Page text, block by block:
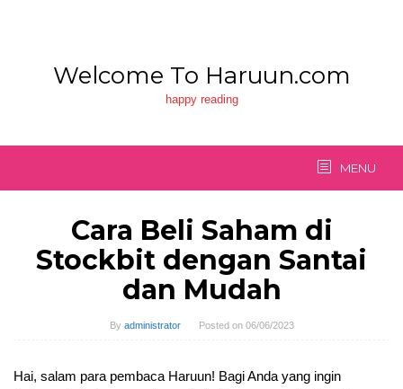
Welcome To Haruun.com
happy reading
MENU
Cara Beli Saham di
Stockbit dengan Santai
dan Mudah
By administrator Posted on 06/06/2023
Hai, salam para pembaca Haruun! Bagi Anda yang ingin